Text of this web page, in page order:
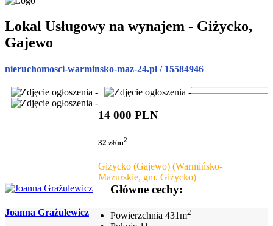
Lokal Usługowy na wynajem - Giżycko,
Gajewo
nieruchomosci-warminsko-maz-24.pl / 15584946
14 000 PLN
32 zł/m2
Giżycko (Gajewo) (Warmińsko-
Mazurskie, gm. Giżycko)
Joanna Grażulewicz
Główne cechy:
Powierzchnia 431m2